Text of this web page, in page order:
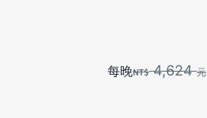
每晚 4,624元